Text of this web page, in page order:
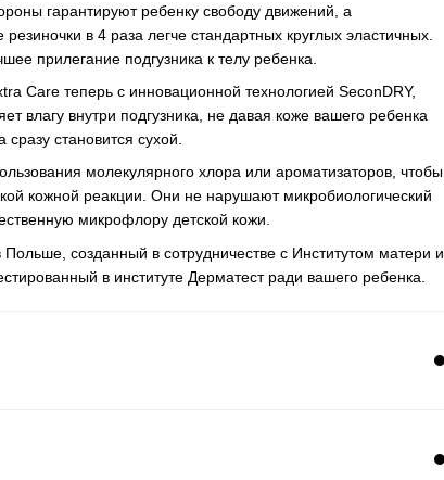
гарантируют ребенку свободу движений, а
в 4 раза легче стандартных круглых эластичных.
прилегание подгузника к телу ребенка.
Care теперь с инновационной технологией SeconDRY,
влагу внутри подгузника, не давая коже вашего ребенка
становится сухой.
молекулярного хлора или ароматизаторов, чтобы
кожной реакции. Они не нарушают микробиологический
микрофлору детской кожи.
Польше, созданный в сотрудничестве с Институтом матери и
в институте Дерматест ради вашего ребенка.